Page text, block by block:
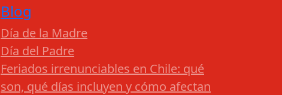
Blog
Día de la Madre
Día del Padre
Feriados irrenunciables en Chile: qué
son, qué días incluyen y cómo afectan